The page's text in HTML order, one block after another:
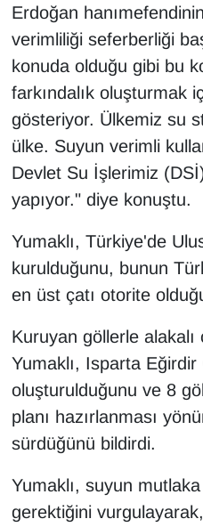
Erdoğan
verimliliği seferberliği
konuda olduğu gibi bu
farkındalık oluşturmak
gösteriyor. Ülkemiz su
ülke. Suyun verimli
Devlet Su İşlerimiz
yapıyor." diye konuştu.
Yumaklı, Türkiye'de
kurulduğunu, bunun
en üst çatı otorite
Kuruyan göllerle alakalı
Yumaklı, Isparta Eğirdir
oluşturulduğunu ve 8
planı hazırlanması
sürdüğünü bildirdi.
Yumaklı, suyun
gerektiğini
VAN'DA SPOR
Vasıta
YAŞAM
YEREL